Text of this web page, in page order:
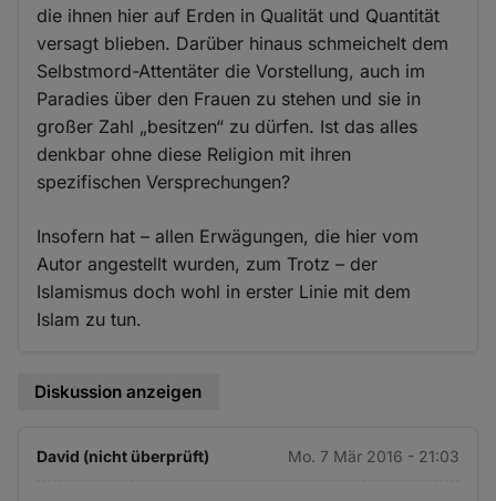
die ihnen hier auf Erden in Qualität und Quantität
versagt blieben. Darüber hinaus schmeichelt dem
Selbstmord-Attentäter die Vorstellung, auch im
Paradies über den Frauen zu stehen und sie in
großer Zahl „besitzen“ zu dürfen. Ist das alles
denkbar ohne diese Religion mit ihren
spezifischen Versprechungen?
Insofern hat – allen Erwägungen, die hier vom
Autor angestellt wurden, zum Trotz – der
Islamismus doch wohl in erster Linie mit dem
Islam zu tun.
Diskussion anzeigen
David (nicht überprüft) Mo. 7 Mär 2016 - 21:03